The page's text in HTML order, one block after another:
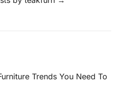
Trends You Need To